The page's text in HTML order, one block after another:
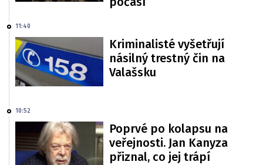
11:40
Kriminalisté vyšetřují
násilný trestný čin na
Valašsku
10:52
Poprvé po kolapsu na
veřejnosti. Jan Kanyza
přiznal, co jej trápí